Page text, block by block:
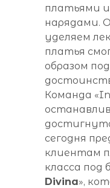
платьями
нарядами.
уделяем
платья
образом
Команда
сегодня
клиентам
класса под
Divina»,